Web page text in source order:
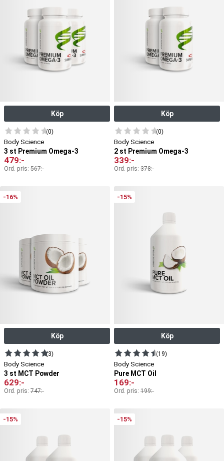
Köp
(0)
Body Science
3 st Premium Omega-3
479:-
Ord. pris: 567:-
Köp
(0)
Body Science
2 st Premium Omega-3
339:-
Ord. pris: 378:-
-16%
Köp
(3)
Body Science
3 st MCT Powder
629:-
Ord. pris: 747:-
-15%
Köp
(19)
Body Science
Pure MCT Oil
169:-
Ord. pris: 199:-
-15% -15%